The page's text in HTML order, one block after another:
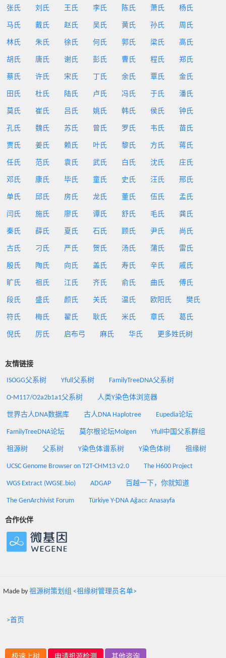
张氏 刘氏 王氏 李氏 陈氏 萧氏 杨氏
马氏 戴氏 赵氏 吴氏 黄氏 孙氏 周氏
林氏 朱氏 徐氏 何氏 郭氏 梁氏 高氏
胡氏 唐氏 谢氏 彭氏 曹氏 程氏 郑氏
蔡氏 许氏 宋氏 丁氏 余氏 覃氏 金氏
田氏 杜氏 陆氏 卢氏 冯氏 于氏 潘氏
莫氏 崔氏 吕氏 姚氏 韩氏 侯氏 钟氏
孔氏 魏氏 苏氏 曾氏 罗氏 韦氏 苗氏
贾氏 姜氏 赖氏 叶氏 黎氏 方氏 蒋氏
任氏 范氏 袁氏 武氏 白氏 沈氏 庄氏
邓氏 康氏 毕氏 童氏 史氏 汪氏 邢氏
单氏 邱氏 房氏 龙氏 董氏 伍氏 孟氏
闫氏 施氏 廖氏 谭氏 舒氏 毛氏 龚氏
秦氏 薛氏 夏氏 石氏 顾氏 尹氏 尚氏
古氏 刁氏 严氏 贺氏 汤氏 蒲氏 雷氏
殷氏 陶氏 向氏 盖氏 寿氏 辛氏 戚氏
旷氏 祖氏 江氏 齐氏 俞氏 曲氏 傅氏
段氏 盛氏 颜氏 关氏 温氏 欧阳氏 樊氏
符氏 梅氏 翟氏 耿氏 米氏 章氏 葛氏
倪氏 厉氏 启布弓 麻氏 华氏 更多姓氏树
友情链接
ISOGG父系树 Yfull父系树 FamilyTreeDNA父系树
O-M117/O2a2b1a1父系树 人类Y染色体浏览器
世界古人DNA数据库 古人DNA Haplotree Eupedia论坛
FamilyTreeDNA论坛 莫尔根论坛Molgen Yfull中国父系群组
祖源树 父系树 Y染色体谱系树 Y染色体树 祖缘树
UCSC Genome Browser on T2T-CHM13 v2.0 The H600 Project
WGS Extract (WGSE.bio) ADGAP 百越一下，你就知道
The GenArchivist Forum Türkiye Y-DNA Ağacı: Anasayfa
合作伙伴
Made by 祖源树策划组 <祖缘树管理员名单>
>首页